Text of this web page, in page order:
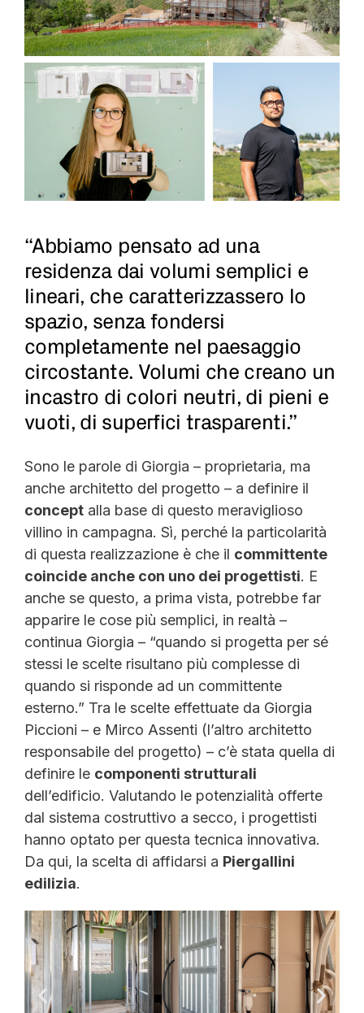
“Abbiamo pensato ad una
residenza dai volumi semplici e
lineari, che caratterizzassero lo
spazio, senza fondersi
completamente nel paesaggio
circostante. Volumi che creano un
incastro di colori neutri, di pieni e
vuoti, di superfici trasparenti.”
Sono le parole di Giorgia – proprietaria, ma
anche architetto del progetto – a definire il
concept alla base di questo meraviglioso
villino in campagna. Sì, perché la particolarità
di questa realizzazione è che il committente
coincide anche con uno dei progettisti. E
anche se questo, a prima vista, potrebbe far
apparire le cose più semplici, in realtà –
continua Giorgia – “quando si progetta per sé
stessi le scelte risultano più complesse di
quando si risponde ad un committente
esterno.” Tra le scelte effettuate da Giorgia
Piccioni – e Mirco Assenti (l’altro architetto
responsabile del progetto) – c’è stata quella di
definire le componenti strutturali
dell’edificio. Valutando le potenzialità offerte
dal sistema costruttivo a secco, i progettisti
hanno optato per questa tecnica innovativa.
Da qui, la scelta di affidarsi a Piergallini
edilizia.